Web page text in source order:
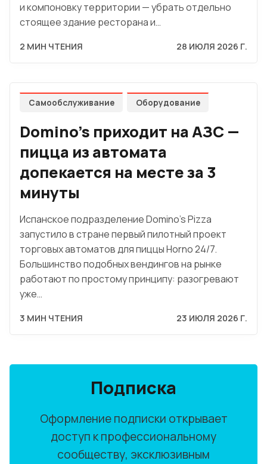
и компоновку территории — убрать отдельно
стоящее здание ресторана и…
2 МИН ЧТЕНИЯ 28 ИЮЛЯ 2026 Г.
Самообслуживание Оборудование
Domino's приходит на АЗС —
пицца из автомата
допекается на месте за 3
минуты
Испанское подразделение Domino's Pizza
запустило в стране первый пилотный проект
торговых автоматов для пиццы Horno 24/7.
Большинство подобных вендингов на рынке
работают по простому принципу: разогревают
уже…
3 МИН ЧТЕНИЯ 23 ИЮЛЯ 2026 Г.
Подписка
Оформление подписки открывает
доступ к профессиональному
сообществу, эксклюзивным